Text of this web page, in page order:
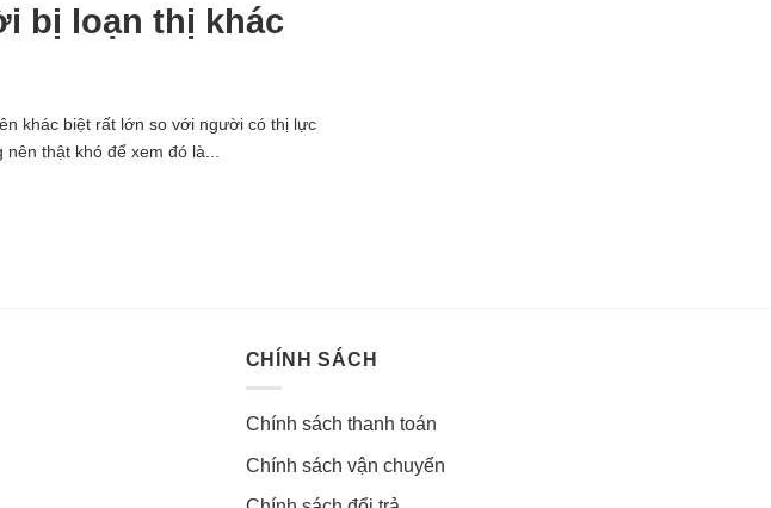
bị loạn thị khác
khác biệt rất lớn so với người có thị lực
thật khó để xem đó là...
CHÍNH SÁCH
Chính sách thanh toán
Chính sách vận chuyển